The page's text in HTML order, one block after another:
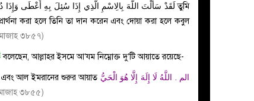
لَقَدْ سَأَلْتَ اللَّهَ بِالِاسْمِ الَّذِي إِذَا سُئِلَ بِهِ أَعْطَى তুমি
করা হলে তিনি তা দান করেন এবং দোয়া করা হলে কবুল
৩৮৫৭)
বলেছেন, আল্লাহর ইসমে আ’যম নিম্নোক্ত দু’টি আয়াতে রয়েছে-
এবং আল ইমরানের শুরুর আয়াত الم . اللَّهُ لَا إِلَهَ إِلَّا هُوَ الْحَيُّ
৩৮৫৫)